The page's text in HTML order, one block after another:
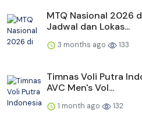
MTQ Nasional 2026
Jadwal dan Lokas...
3 months ago 133
Timnas Voli Putra
AVC Men's Vol...
1 month ago 132